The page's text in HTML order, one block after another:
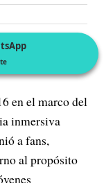
en el marco del
inmersiva
a fans,
al propósito